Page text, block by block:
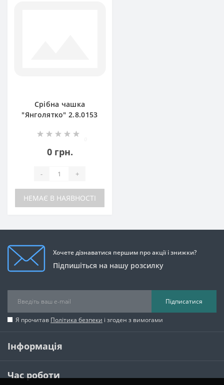
Срібна чашка
"Янголятко" 2.8.0153
0 грн.
- +
НЕМАЄ В НАЯВНОСТІ
Хочете дізнаватися першим про акції і знижки?
Підпишіться на нашу розсилку
Підписатися
Я прочитав Політика безпеки і згоден з вимогами
Інформація
Час роботи